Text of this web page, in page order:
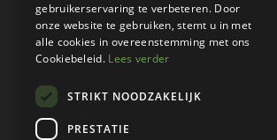
DETAILING
WERKPLAATS EN RESTAURATIE
PARTS
gebruikerservaring te verbeteren. Door
onze website te gebruiken, stemt u in met
alle cookies in overeenstemming met ons
Cookiebeleid. Lees verder
STRIKT NOODZAKELIJK
PRESTATIE